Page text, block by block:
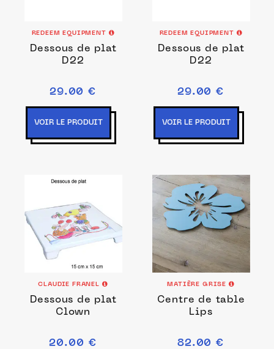
REDEEM EQUIPMENT
Dessous de plat
D22
29.00 €
VOIR LE PRODUIT
REDEEM EQUIPMENT
Dessous de plat
D22
29.00 €
VOIR LE PRODUIT
CLAUDIE FRANEL
Dessous de plat
Clown
20.00 €
MATIÈRE GRISE
Centre de table
Lips
82.00 €